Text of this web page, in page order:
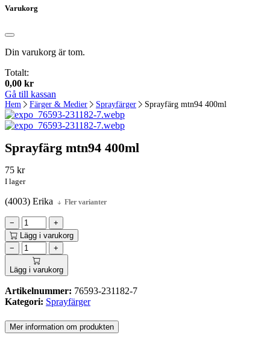
Varukorg
Din varukorg är tom.
Totalt:
0,00 kr
Gå till kassan
Hem Färger & Medier Sprayfärger Sprayfärg mtn94 400ml
Sprayfärg mtn94 400ml
75 kr
I lager
(4003) Erika Fler varianter
−
+
Lägg i varukorg
−
+
Lägg i varukorg
Artikelnummer: 76593-231182-7
Kategori: Sprayfärger
Mer information om produkten